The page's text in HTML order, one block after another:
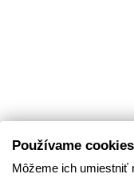
Používame cookies
Môžeme ich umiestniť